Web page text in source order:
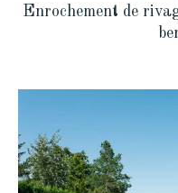
Enrochement de